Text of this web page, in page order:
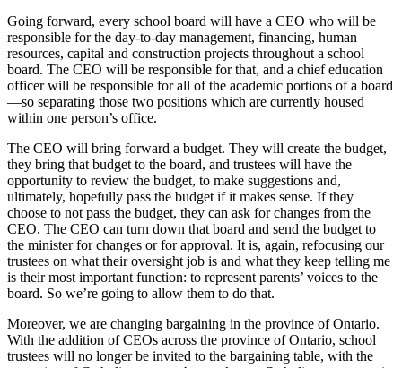
Going forward, every school board will have a CEO who will be
responsible for the day-to-day management, financing, human
resources, capital and construction projects throughout a school
board. The CEO will be responsible for that, and a chief education
officer will be responsible for all of the academic portions of a board
—so separating those two positions which are currently housed
within one person’s office.
The CEO will bring forward a budget. They will create the budget,
they bring that budget to the board, and trustees will have the
opportunity to review the budget, to make suggestions and,
ultimately, hopefully pass the budget if it makes sense. If they
choose to not pass the budget, they can ask for changes from the
CEO. The CEO can turn down that board and send the budget to
the minister for changes or for approval. It is, again, refocusing our
trustees on what their oversight job is and what they keep telling me
is their most important function: to represent parents’ voices to the
board. So we’re going to allow them to do that.
Moreover, we are changing bargaining in the province of Ontario.
With the addition of CEOs across the province of Ontario, school
trustees will no longer be invited to the bargaining table, with the